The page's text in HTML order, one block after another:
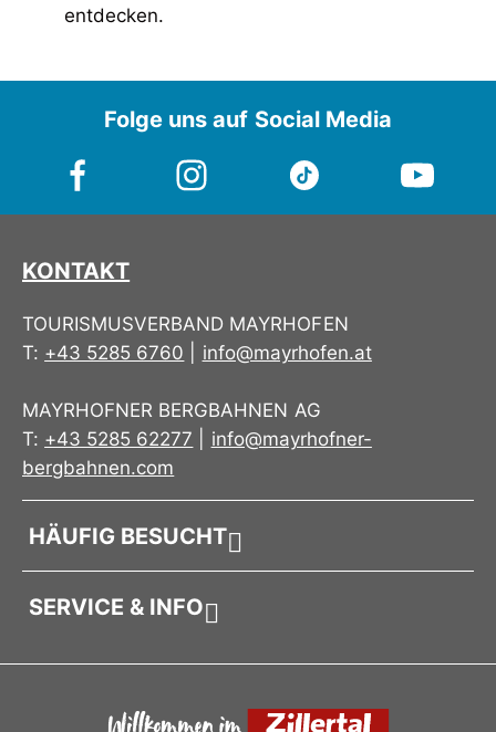
entdecken.
Folge uns auf Social Media
KONTAKT
TOURISMUSVERBAND MAYRHOFEN
T: +43 5285 6760 info@mayrhofen.at
MAYRHOFNER BERGBAHNEN AG
T: +43 5285 62277
info@mayrhofner-
bergbahnen.com
HÄUFIG BESUCHT
SERVICE & INFO